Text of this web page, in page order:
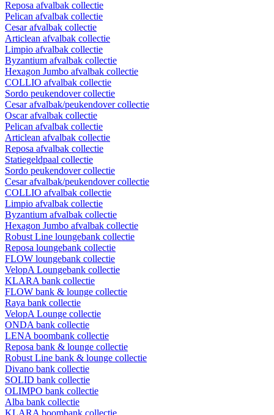
Reposa afvalbak collectie
Pelican afvalbak collectie
Cesar afvalbak collectie
Articlean afvalbak collectie
Limpio afvalbak collectie
Byzantium afvalbak collectie
Hexagon Jumbo afvalbak collectie
COLLIO afvalbak collectie
Sordo peukendover collectie
Cesar afvalbak/peukendover collectie
Oscar afvalbak collectie
Pelican afvalbak collectie
Articlean afvalbak collectie
Reposa afvalbak collectie
Statiegeldpaal collectie
Sordo peukendover collectie
Cesar afvalbak/peukendover collectie
COLLIO afvalbak collectie
Limpio afvalbak collectie
Byzantium afvalbak collectie
Hexagon Jumbo afvalbak collectie
Robust Line loungebank collectie
Reposa loungebank collectie
FLOW loungebank collectie
VelopA Loungebank collectie
KLARA bank collectie
FLOW bank & lounge collectie
Raya bank collectie
VelopA Lounge collectie
ONDA bank collectie
LENA boombank collectie
Reposa bank & lounge collectie
Robust Line bank & lounge collectie
Divano bank collectie
SOLID bank collectie
OLIMPO bank collectie
Alba bank collectie
KLARA boombank collectie